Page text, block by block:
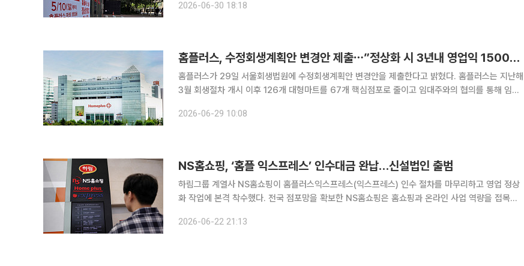
조달에 난항을 겪으면서 회생 불확실성이 커지고 있다. 홈플러
2026-06-30 18:18
홈플러스, 수정회생계획안 변경안 제출⋯”정상화 시 3년내 영업익 1500억 예상”
홈플러스가 29일 서울회생법원에 수정회생계획안 변경안을 제출한다고 밝혔다. 홈플러스는 지난해
3월 회생절차 개시 이후 126개 대형마트를 67개 핵심점포로 줄이고 임대주와의 협의를 통해 임대
구조를 단순화했다. 인력은 자연퇴사와 희망퇴직 등으로 50% 가량 감소
2026-06-29 10:08
NS홈쇼핑, ‘홈플 익스프레스’ 인수대금 완납…신설법인 출범
하림그룹 계열사 NS홈쇼핑이 홈플러스익스프레스(익스프레스) 인수 절차를 마무리하고 영업 정상
화 작업에 본격 착수했다. 전국 점포망을 확보한 NS홈쇼핑은 홈쇼핑과 온라인 사업 역량을 접목해
2026-06-22 21:13